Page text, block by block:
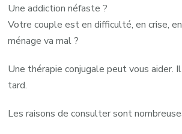
Une addiction néfaste ?
Votre couple est en difficulté, en crise,
ménage va mal ?
Une thérapie conjugale peut vous aider.
tard.
Les raisons de consulter sont